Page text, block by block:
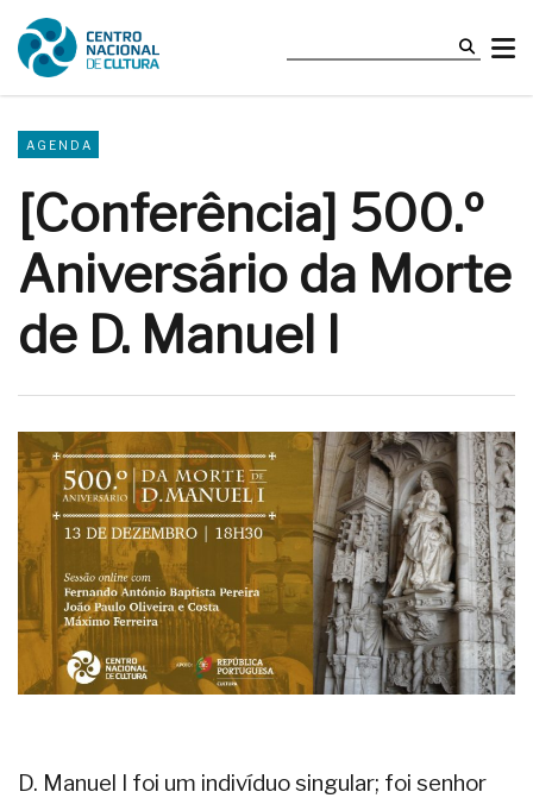
AGENDA
[Conferência] 500.º
Aniversário da Morte
de D. Manuel I
D. Manuel I foi um indivíduo singular; foi senhor